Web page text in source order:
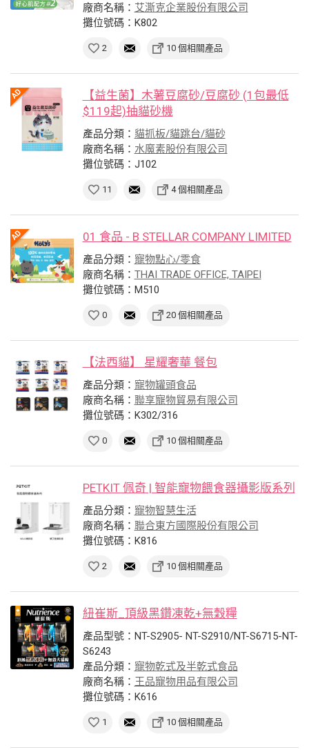
廠商名稱： 艾澌克企業股份有限公司
攤位號碼：K802
2 10 個相關產品
【益生菌】木薯豆腐砂/豆腐砂 (1包最低
$119起)抽貓砂機
產品分類： 貓抓板/貓跳台/貓砂
廠商名稱： 水魔素股份有限公司
攤位號碼：J102
11 4 個相關產品
01 食品 - B STELLAR COMPANY LIMITED
產品分類： 寵物點心/零食
廠商名稱： THAI TRADE OFFICE, TAIPEI
攤位號碼：M510
0 20 個相關產品
【法西貓】 星耀奢華 餐包
產品分類： 寵物罐頭食品
廠商名稱： 聯享寵物貿易有限公司
攤位號碼：K302/316
0 10 個相關產品
PETKIT 佩奇 | 智能寵物餵食器攝影版系列
產品分類： 寵物智慧生活
廠商名稱： 聯合東方國際股份有限公司
攤位號碼：K816
2 10 個相關產品
紐崔斯_頂級黑鑽凍乾+無穀糧
產品型號：NT-S2905- NT-S2910/NT-S6715-NT-
S6243
產品分類： 寵物乾式及半乾式食品
廠商名稱： 王品寵物用品有限公司
攤位號碼：K616
1 10 個相關產品